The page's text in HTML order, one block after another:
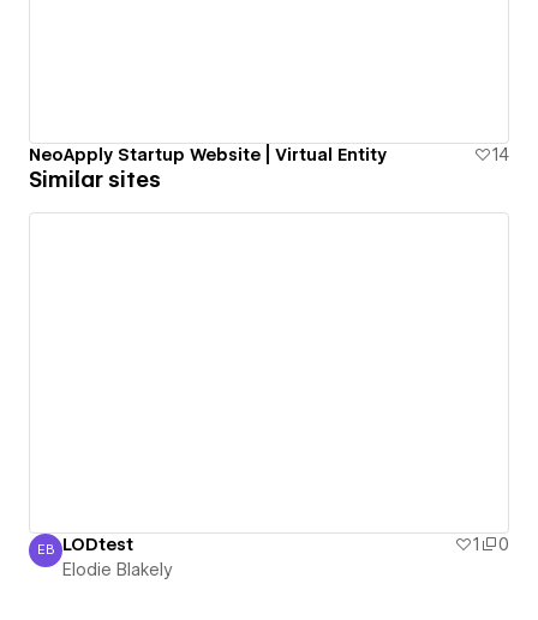
NeoApply Startup Website | Virtual Entity 14
Similar sites
Elodie Blakely
EB LODtest 1
0
Elodie Blakely